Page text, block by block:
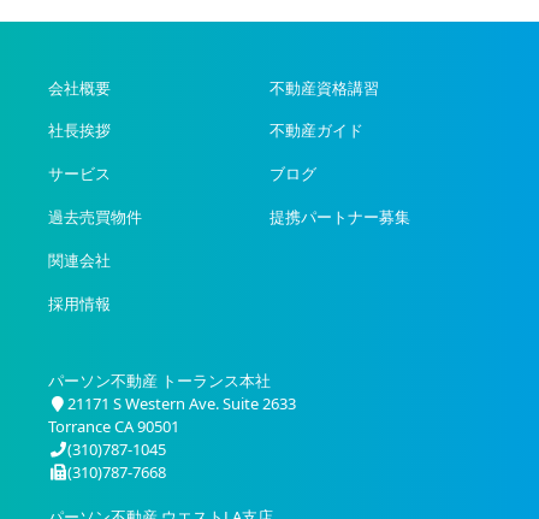
会社概要
社長挨拶
サービス
過去売買物件
関連会社
採用情報
不動産資格講習
不動産ガイド
ブログ
提携パートナー募集
パーソン不動産 トーランス本社
21171 S Western Ave. Suite 2633
Torrance CA 90501
(310)787-1045
(310)787-7668